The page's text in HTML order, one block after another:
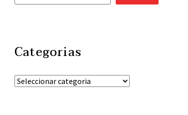
Categorias